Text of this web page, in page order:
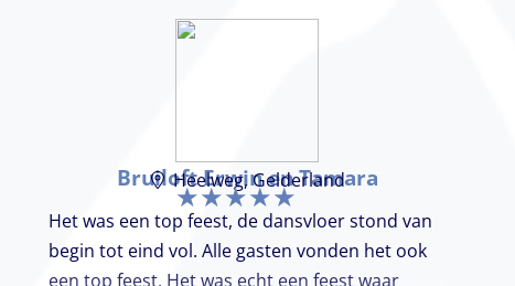
Bruiloft Erwin en Tamara
Heelweg, Gelderland
Het was een top feest, de dansvloer stond van
begin tot eind vol. Alle gasten vonden het ook
een top feest. Het was echt een feest waar